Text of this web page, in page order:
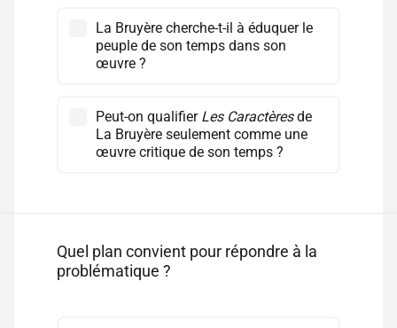
La Bruyère cherche-t-il à éduquer le
peuple de son temps dans son
œuvre ?
Peut-on qualifier Les Caractèresde
La Bruyère seulement comme une
œuvre critique de son temps ?
Quel plan convient pour répondre à la
problématique ?